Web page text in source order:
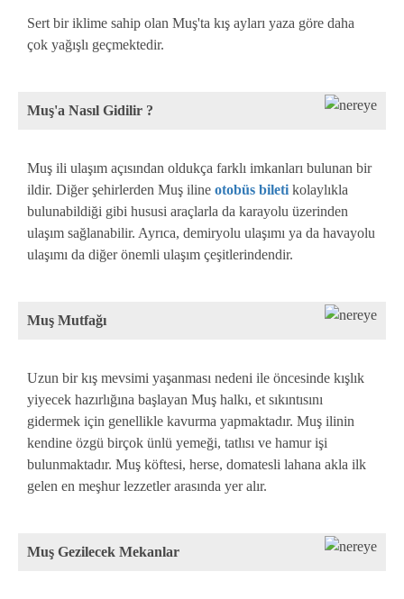
Sert bir iklime sahip olan Muş'ta kış ayları yaza göre daha
çok yağışlı geçmektedir.
Muş'a Nasıl Gidilir ?
Muş ili ulaşım açısından oldukça farklı imkanları bulunan bir
ildir. Diğer şehirlerden Muş iline otobüs bileti kolaylıkla
bulunabildiği gibi hususi araçlarla da karayolu üzerinden
ulaşım sağlanabilir. Ayrıca, demiryolu ulaşımı ya da havayolu
ulaşımı da diğer önemli ulaşım çeşitlerindendir.
Muş Mutfağı
Uzun bir kış mevsimi yaşanması nedeni ile öncesinde kışlık
yiyecek hazırlığına başlayan Muş halkı, et sıkıntısını
gidermek için genellikle kavurma yapmaktadır. Muş ilinin
kendine özgü birçok ünlü yemeği, tatlısı ve hamur işi
bulunmaktadır. Muş köftesi, herse, domatesli lahana akla ilk
gelen en meşhur lezzetler arasında yer alır.
Muş Gezilecek Mekanlar